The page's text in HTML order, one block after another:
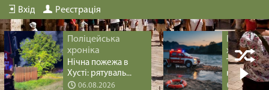
Вхід Реєстрація
Поліцейська
хроніка
Нічна пожежа в
Хусті: рятуваль...
06.08.2026
хроніка
Трагедія
купання